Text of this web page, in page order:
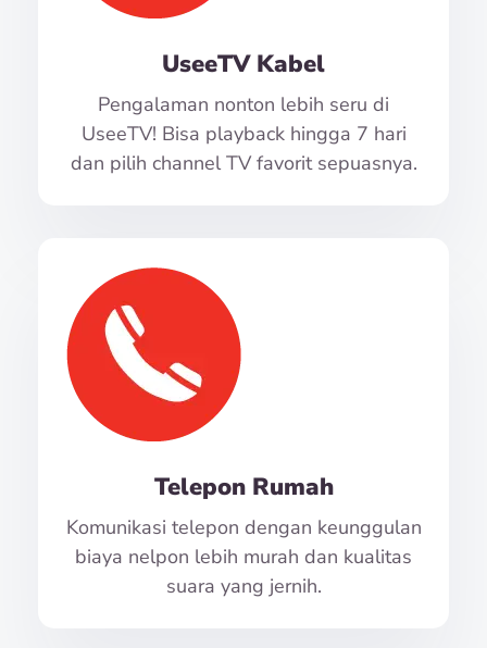
UseeTV Kabel
Pengalaman nonton lebih seru di
UseeTV! Bisa playback hingga 7 hari
dan pilih channel TV favorit sepuasnya.
Telepon Rumah
Komunikasi telepon dengan keunggulan
biaya nelpon lebih murah dan kualitas
suara yang jernih.